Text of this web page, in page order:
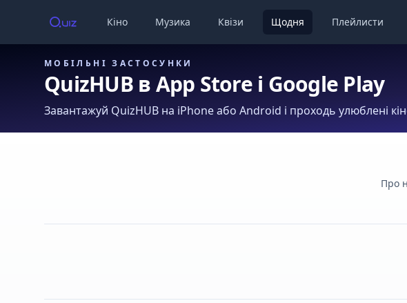
Кіно Музика Квізи Щодня Плейлисти
МОБІЛЬНІ ЗАСТОСУНКИ
QuizHUB в App Store і Google Play
Завантажуй QuizHUB на iPhone або Android і проходь улюблені
Про